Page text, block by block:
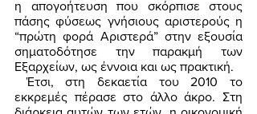
η απογοήτευση που σκόρπισε στους
πάσης φύσεως γνήσιους αριστερούς η
“πρώτη φορά Αριστερά” στην εξουσία
σηματοδότησε την παρακμή των
Εξαρχείων, ως έννοια και ως πρακτική.
Έτσι, στη δεκαετία του 2010 το
εκκρεμές πέρασε στο άλλο άκρο. Στη